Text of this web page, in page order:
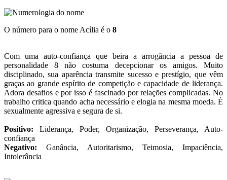
O número para o nome Acília é o 8
Com uma auto-confiança que beira a arrogância a pessoa de
personalidade 8 não costuma decepcionar os amigos. Muito
disciplinado, sua aparência transmite sucesso e prestígio, que vêm
graças ao grande espírito de competição e capacidade de liderança.
Adora desafios e por isso é fascinado por relações complicadas. No
trabalho critica quando acha necessário e elogia na mesma moeda. É
sexualmente agressiva e segura de si.
Positivo: Liderança, Poder, Organização, Perseverança, Auto-
confiança
Negativo: Ganância, Autoritarismo, Teimosia, Impaciência,
Intolerância